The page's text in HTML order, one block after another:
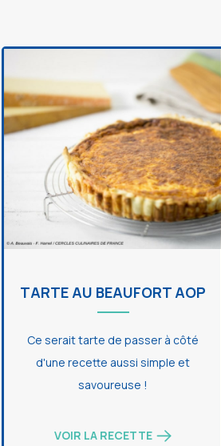
TARTE AU BEAUFORT AOP
Ce serait tarte de passer à côté
d'une recette aussi simple et
savoureuse !
VOIR LA RECETTE